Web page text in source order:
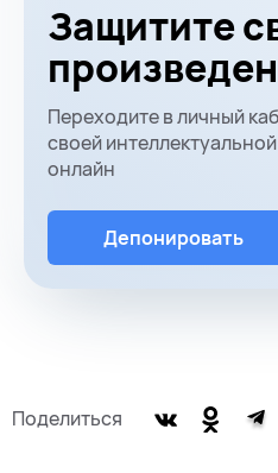
Защитите
Переходите в личный
своей
онлайн
Депонировать
Поделиться